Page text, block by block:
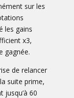
sur les
les gains
x3,
gagnée.
de relancer
suite prime,
jusqu’à 60